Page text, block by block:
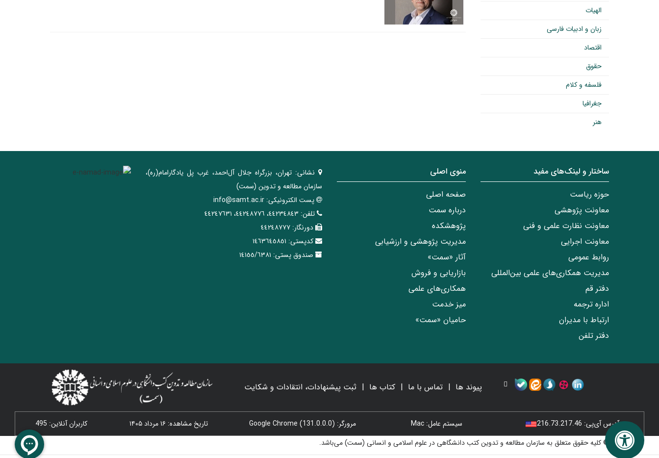
الهیات
زبان و ادبیات فارسی
اقتصاد
حقوق
فلسفه و کلام
جغرافیا
هنر
ساختار‌‌ و‌‌ لینک‌های مفید
حوزه ریاست
معاونت پژوهشی
معاونت نظارت علمی و فنی
معاونت اجرایی
روابط عمومی
مدیریت همکاری‌های علمی بین‌المللی
دفتر قم
اداره ترجمه
ارتباط با مدیران
دفتر تلفن
منوی اصلی
صفحه اصلی
درباره سمت
پژوهشکده
مدیریت پژوهشی و ارزشیابی
آثار «سمت»
بازاریابی و فروش
همکاری‌های علمی
میز خدمت
حامیان «سمت»
نشانی: تهران، ‌بزرگراه ‌جلال آل‌احمد، غرب پل يادگار‌امام(ره)‌،
سازمان مطالعه و تدوین‌ (سمت)
پست الکترونیکی: info@samt.ac.ir
تلفن: ٤٤٢٣٤٨٤٣، ٤٤٢٤٨٧٧٦، ٤٤٢٤٧٦٣١
دورنگار: ٤٤٢٤٨٧٧٧
کدپستی: ١٤٦٣٦٤٥٨٥١
صندوق پستی: ١٤١٥٥/٦٣٨١
پیوند ها تماس با ما کتاب ها ثبت پیشنهادات، انتقادات و شکایت
آدرس آی‌پی: 216.73.217.46 سیستم عامل: Mac مرورگر: Google Chrome (131.0.0.0) تاریخ مشاهده: ۱۶ مرداد ۱۴۰۵
کاربران آنلاین: 495
© کلیه حقوق متعلق به سازمان مطالعه و تدوین کتب دانشگاهی در علوم اسلامی و انسانی (سمت) می‌باشد.